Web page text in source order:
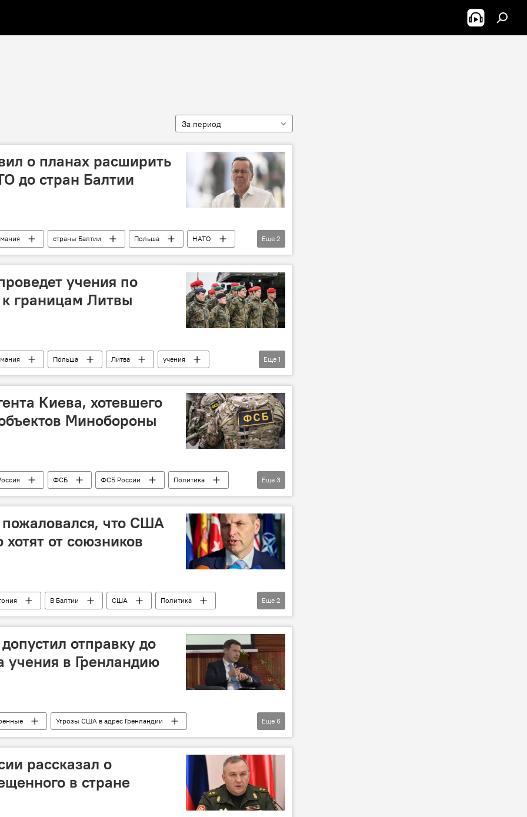
За период
о планах расширить
до стран Балтии
страны Балтии Польша
НАТО
Еще 2
учения по
границам Литвы
Польша Литва
учения
Еще 1
Киева, хотевшего
Минобороны
ФСБ ФСБ России
Политика
Еще 3
что США
хотят от союзников
В Балтии США
Политика
НАТО
Еще 2
отправку до
учения в Гренландию
Угрозы США в адрес Гренландии
В Балтии США Дания
безопасность
Еще 6
рассказал о
в стране